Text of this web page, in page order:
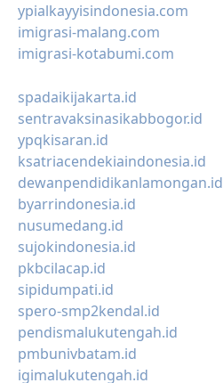
ypialkayyisindonesia.com
imigrasi-malang.com
imigrasi-kotabumi.com
spadaikijakarta.id
sentravaksinasikabbogor.id
ypqkisaran.id
ksatriacendekiaindonesia.id
dewanpendidikanlamongan.id
byarrindonesia.id
nusumedang.id
sujokindonesia.id
pkbcilacap.id
sipidumpati.id
spero-smp2kendal.id
pendismalukutengah.id
pmbunivbatam.id
igimalukutengah.id